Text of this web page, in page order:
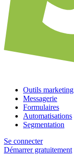
Outils marketing
Messagerie
Formulaires
Automatisations
Segmentation
Se connecter
Démarrer gratuitement